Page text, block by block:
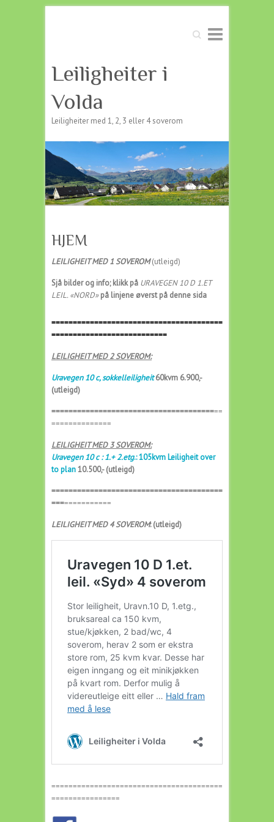
Søk
Leiligheiter i
Volda
Leiligheiter med 1, 2, 3 eller 4 soverom
HJEM
LEILIGHEIT MED 1 SOVEROM(utleigd)
Sjå bilder og info; klikk på URAVEGEN 10 D 1.ET
LEIL. «NORD» på linjene øverst på denne sida
========================================
===========================
LEILIGHEIT MED 2 SOVEROM:
Uravegen 10 c, sokkelleiligheit60kvm 6.900,-
(utleigd)
========================================
==============
LEILIGHEIT MED 3 SOVEROM:
Uravegen 10 c : 1.+ 2.etg.: 105kvm Leiligheit over
to plan10.500,- (utleigd)
========================================
==============
LEILIGHEIT MED 4 SOVEROM: (utleigd)
========================================
================